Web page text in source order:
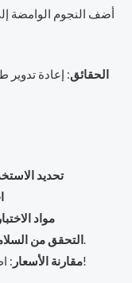
الحقائق: إعادة
تحديد
مواد الاختبار
التحقق من : لا توجد حواف حادة أو روائح كريهة.
مقارنة الأسعار: اطلب خصومات إذا كنت تشتري الكثير!